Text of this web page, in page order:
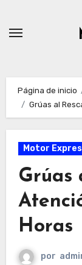
Página de inicio
Grúas al
Motor
Grúas
Horas
por